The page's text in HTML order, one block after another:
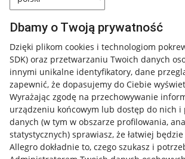
Dbamy o Twoją prywatność
Dzięki plikom cookies i technologiom
SDK) oraz przetwarzaniu Twoich danych
innymi unikalne identyfikatory, dane
zapewnić, że dopasujemy do Ciebie
Wyrażając zgodę na przechowywanie
urządzeniu końcowym lub dostęp do nich i
danych (w tym w obszarze profilowania,
statystycznych) sprawiasz, że łatwiej
Allegro dokładnie to, czego szukasz i
Przydatne informacje